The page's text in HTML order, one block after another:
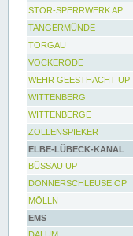
STÖR-SPERRWERK AP
TANGERMÜNDE
TORGAU
VOCKERODE
WEHR GEESTHACHT UP
WITTENBERG
WITTENBERGE
ZOLLENSPIEKER
ELBE-LÜBECK-KANAL
BÜSSAU UP
DONNERSCHLEUSE OP
MÖLLN
EMS